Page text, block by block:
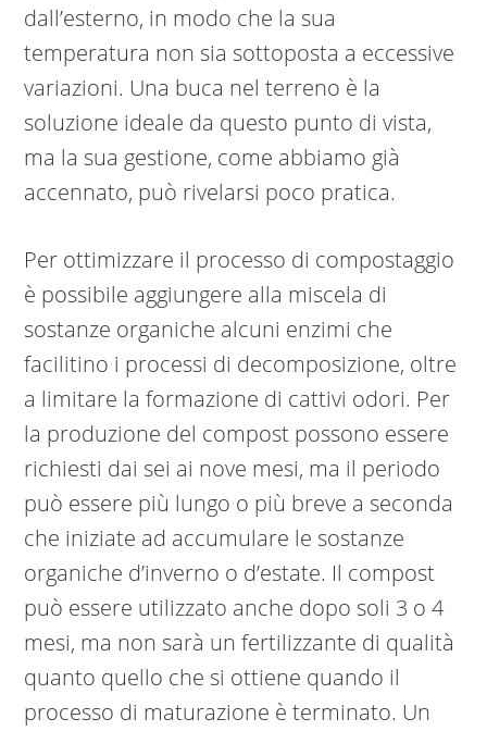
dall’esterno, in modo che la sua
temperatura non sia sottoposta a eccessive
variazioni. Una buca nel terreno è la
soluzione ideale da questo punto di vista,
ma la sua gestione, come abbiamo già
accennato, può rivelarsi poco pratica.
Per ottimizzare il processo di compostaggio
è possibile aggiungere alla miscela di
sostanze organiche alcuni enzimi che
facilitino i processi di decomposizione, oltre
a limitare la formazione di cattivi odori. Per
la produzione del compost possono essere
richiesti dai sei ai nove mesi, ma il periodo
può essere più lungo o più breve a seconda
che iniziate ad accumulare le sostanze
organiche d’inverno o d’estate. Il compost
può essere utilizzato anche dopo soli 3 o 4
mesi, ma non sarà un fertilizzante di qualità
quanto quello che si ottiene quando il
processo di maturazione è terminato. Un